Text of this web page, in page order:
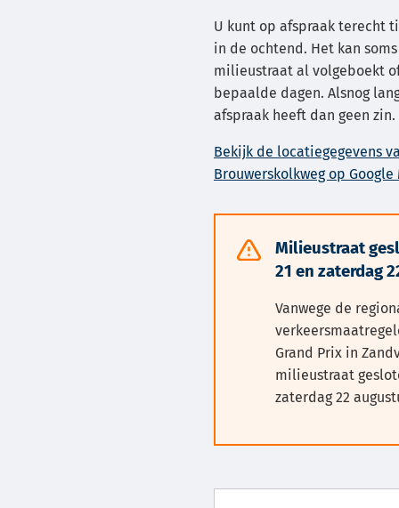
U kunt op afspraak terecht
in de ochtend. Het kan
milieustraat al volgeboekt
bepaalde dagen. Alsnog
afspraak heeft dan geen zin.
Bekijk de locatiegegevens
Brouwerskolkweg op Google
Waarschuwing:
Milieustraat
21 en zaterdag
Vanwege de
Grand Prix in
milieustraat
zaterdag 22